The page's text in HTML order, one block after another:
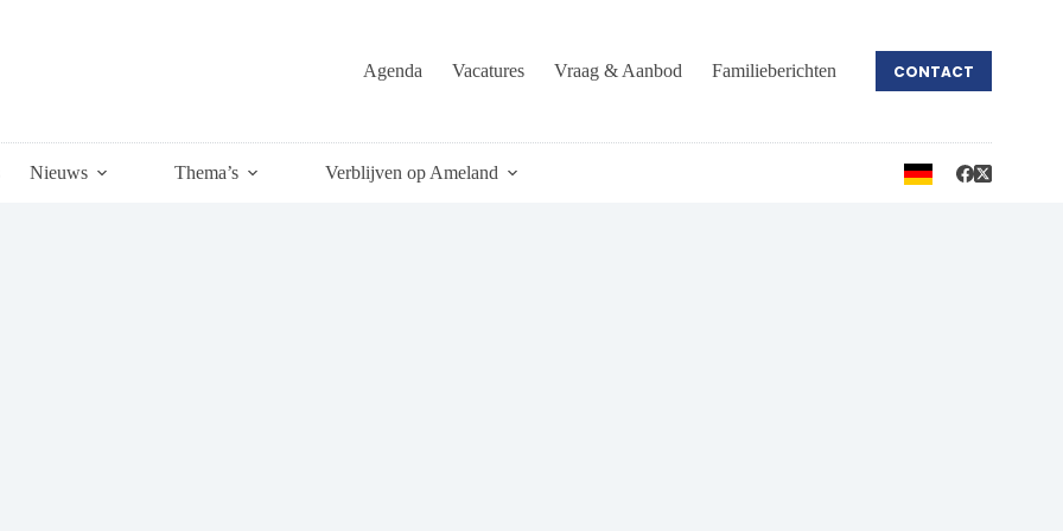
Agenda Vacatures Vraag & Aanbod Familieberichten CONTACT
Nieuws Thema’s Verblijven op Ameland